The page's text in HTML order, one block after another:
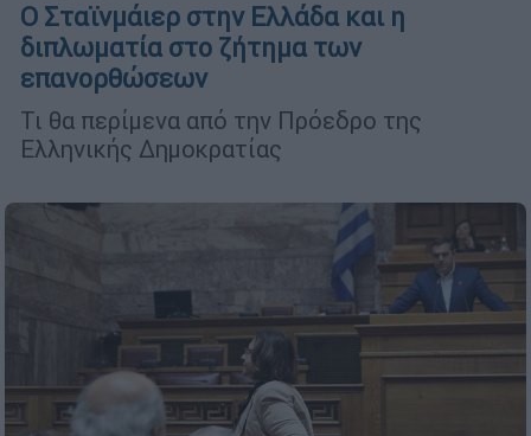
Ο Σταϊνμάιερ στην Ελλάδα και η
διπλωματία στο ζήτημα των
επανορθώσεων
Τι θα περίμενα από την Πρόεδρο της
Ελληνικής Δημοκρατίας